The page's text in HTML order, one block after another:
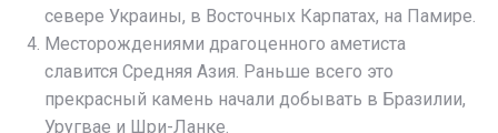
севере Украины, в Восточных Карпатах, на Памире.
Месторождениями драгоценного аметиста
славится Средняя Азия. Раньше всего это
прекрасный камень начали добывать в Бразилии,
Уругвае и Шри-Ланке.